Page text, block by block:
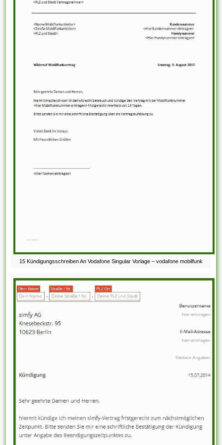
15 Kündigungsschreiben An Vodafone Singular Vorlage – vodafone mobilfunk